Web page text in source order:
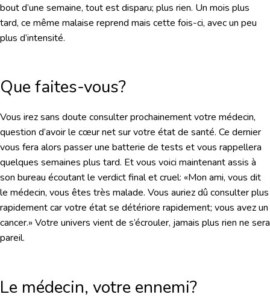
bout d’une semaine, tout est disparu; plus rien. Un mois plus
tard, ce même malaise reprend mais cette fois-ci, avec un peu
plus d’intensité.
Que faites-vous?
Vous irez sans doute consulter prochainement votre médecin,
question d’avoir le cœur net sur votre état de santé. Ce dernier
vous fera alors passer une batterie de tests et vous rappellera
quelques semaines plus tard. Et vous voici maintenant assis à
son bureau écoutant le verdict final et cruel: «Mon ami, vous dit
le médecin, vous êtes très malade. Vous auriez dû consulter plus
rapidement car votre état se détériore rapidement; vous avez un
cancer.» Votre univers vient de s’écrouler, jamais plus rien ne sera
pareil.
Le médecin, votre ennemi?